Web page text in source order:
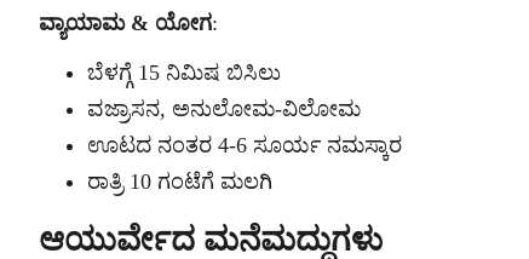
ವ್ಯಾಯಾಮ & ಯೋಗ:
ಬೆಳಗ್ಗೆ 15 ನಿಮಿಷ ಬಿಸಿಲು
ವಜ್ರಾಸನ, ಅನುಲೋಮ-ವಿಲೋಮ
ಊಟದ ನಂತರ 4-6 ಸೂರ್ಯ ನಮಸ್ಕಾರ
ರಾತ್ರಿ 10 ಗಂಟೆಗೆ ಮಲಗಿ
ಆಯುರ್ವೇದ ಮನೆಮದ್ದುಗಳು